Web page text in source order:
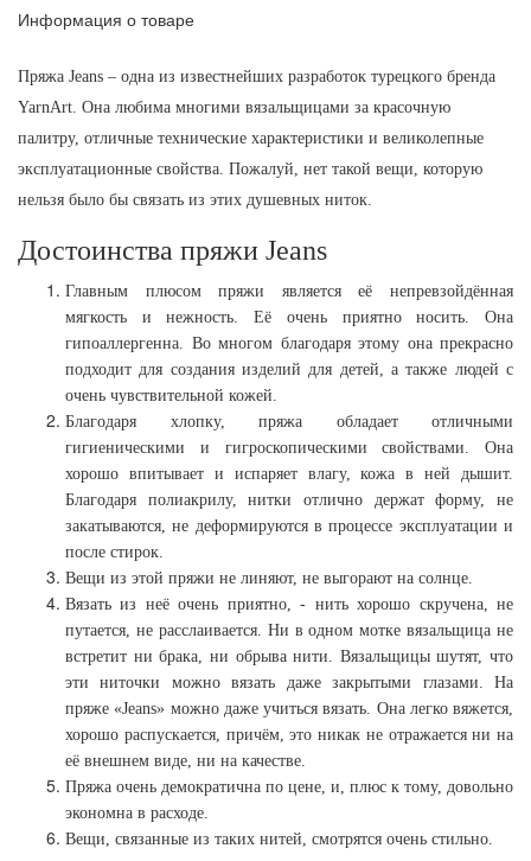
Информация о товаре
Пряжa Jeans – одна из известнейших разработок турецкого бренда
YarnArt. Она любима многими вязальщицами за красочную
палитру, отличные технические характеристики и великолепные
эксплуатационные свойства. Пожалуй, нет такой вещи, которую
нельзя было бы связать из этих душевных ниток.
Достоинства пряжи Jeans
Главным плюсом пряжи является её непревзойдённая
мягкость и нежность. Её очень приятно носить. Она
гипоаллергенна. Во многом благодаря этому она прекрасно
подходит для создания изделий для детей, а также людей с
очень чувствительной кожей.
Благодаря хлопку, пряжа обладает отличными
гигиеническими и гигроскопическими свойствами. Она
хорошо впитывает и испаряет влагу, кожа в ней дышит.
Благодаря полиакрилу, нитки отлично держат форму, не
закатываются, не деформируются в процессе эксплуатации и
после стирок.
Вещи из этой пряжи не линяют, не выгорают на солнце.
Вязать из неё очень приятно, - нить хорошо скручена, не
путается, не расслаивается. Ни в одном мотке вязальщица не
встретит ни брака, ни обрыва нити. Вязальщицы шутят, что
эти ниточки можно вязать даже закрытыми глазами. На
пряже «Jeans» можно даже учиться вязать. Она легко вяжется,
хорошо распускается, причём, это никак не отражается ни на
её внешнем виде, ни на качестве.
Пряжа очень демократична по цене, и, плюс к тому, довольно
экономна в расходе.
Вещи, связанные из таких нитей, смотрятся очень стильно.